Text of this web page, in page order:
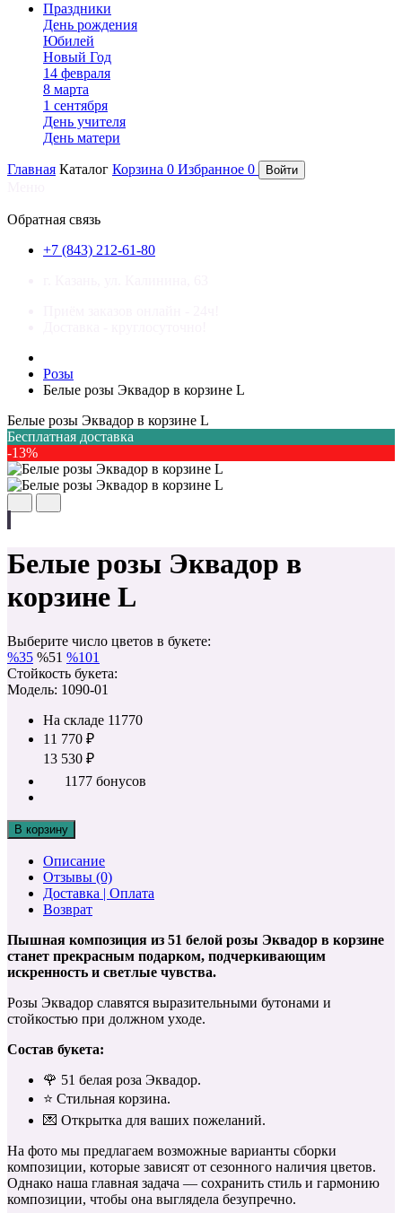
Праздники
День рождения
Юбилей
Новый Год
14 февраля
8 марта
1 сентября
День учителя
День матери
Главная Каталог Корзина 0 Избранное 0 Войти
Обратная связь
+7 (843) 212-61-80
Розы
Белые розы Эквадор в корзине L
Белые розы Эквадор в корзине L
Бесплатная доставка
-13%
Белые розы Эквадор в
корзине L
Выберите число цветов в букете:
%35 %51 %101
Стойкость букета:
Модель: 1090-01
На складе 11770
11 770 ₽
13 530 ₽
1177 бонусов
В корзину
Описание
Отзывы (0)
Доставка | Оплата
Возврат
Пышная композиция из 51 белой розы Эквадор в корзине
станет прекрасным подарком, подчеркивающим
искренность и светлые чувства.
Розы Эквадор славятся выразительными бутонами и
стойкостью при должном уходе.
Состав букета:
🌹 51 белая роза Эквадор.
⭐️ Стильная корзина.
💌 Открытка для ваших пожеланий.
На фото мы предлагаем возможные варианты сборки
композиции, которые зависят от сезонного наличия цветов.
Однако наша главная задача — сохранить стиль и гармонию
композиции, чтобы она выглядела безупречно.